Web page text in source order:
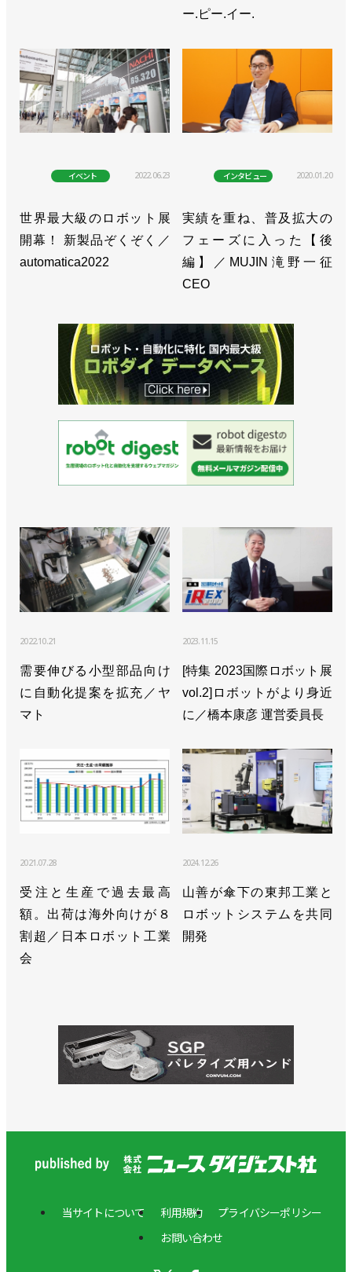
ー.ピー.イー.
イベント 2022.06.23
世界最大級のロボット展
開幕！ 新製品ぞくぞく／
automatica2022
インタビュー 2020.01.20
実績を重ね、普及拡大の
フェーズに入った【後
編】／MUJIN滝野一征
CEO
2022.10.21
需要伸びる小型部品向け
に自動化提案を拡充／ヤ
マト
2023.11.15
[特集 2023国際ロボット展
vol.2]ロボットがより身近
に／橋本康彦 運営委員長
2021.07.28
受注と生産で過去最高
額。出荷は海外向けが８
割超／日本ロボット工業
会
2024.12.26
山善が傘下の東邦工業と
ロボットシステムを共同
開発
当サイトについて 利用規約
プライバシーポリシー
お問い合わせ